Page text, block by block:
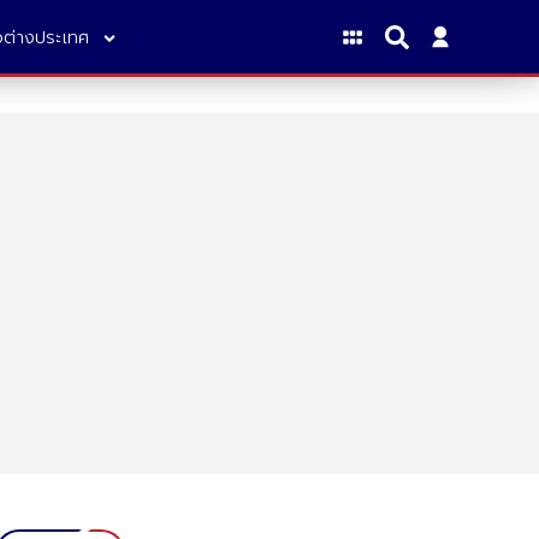
ต่างประเทศ